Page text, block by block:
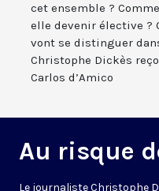
cet ensemble ?
elle devenir élective ?
vont se distinguer
Christophe Dickès
Carlos d’Amico
Au risque
Le journaliste Christophe